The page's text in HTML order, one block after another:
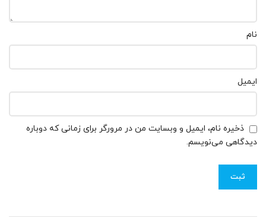
نام
ایمیل
ذخیره نام، ایمیل و وبسایت من در مرورگر برای زمانی که دوباره
دیدگاهی می‌نویسم.